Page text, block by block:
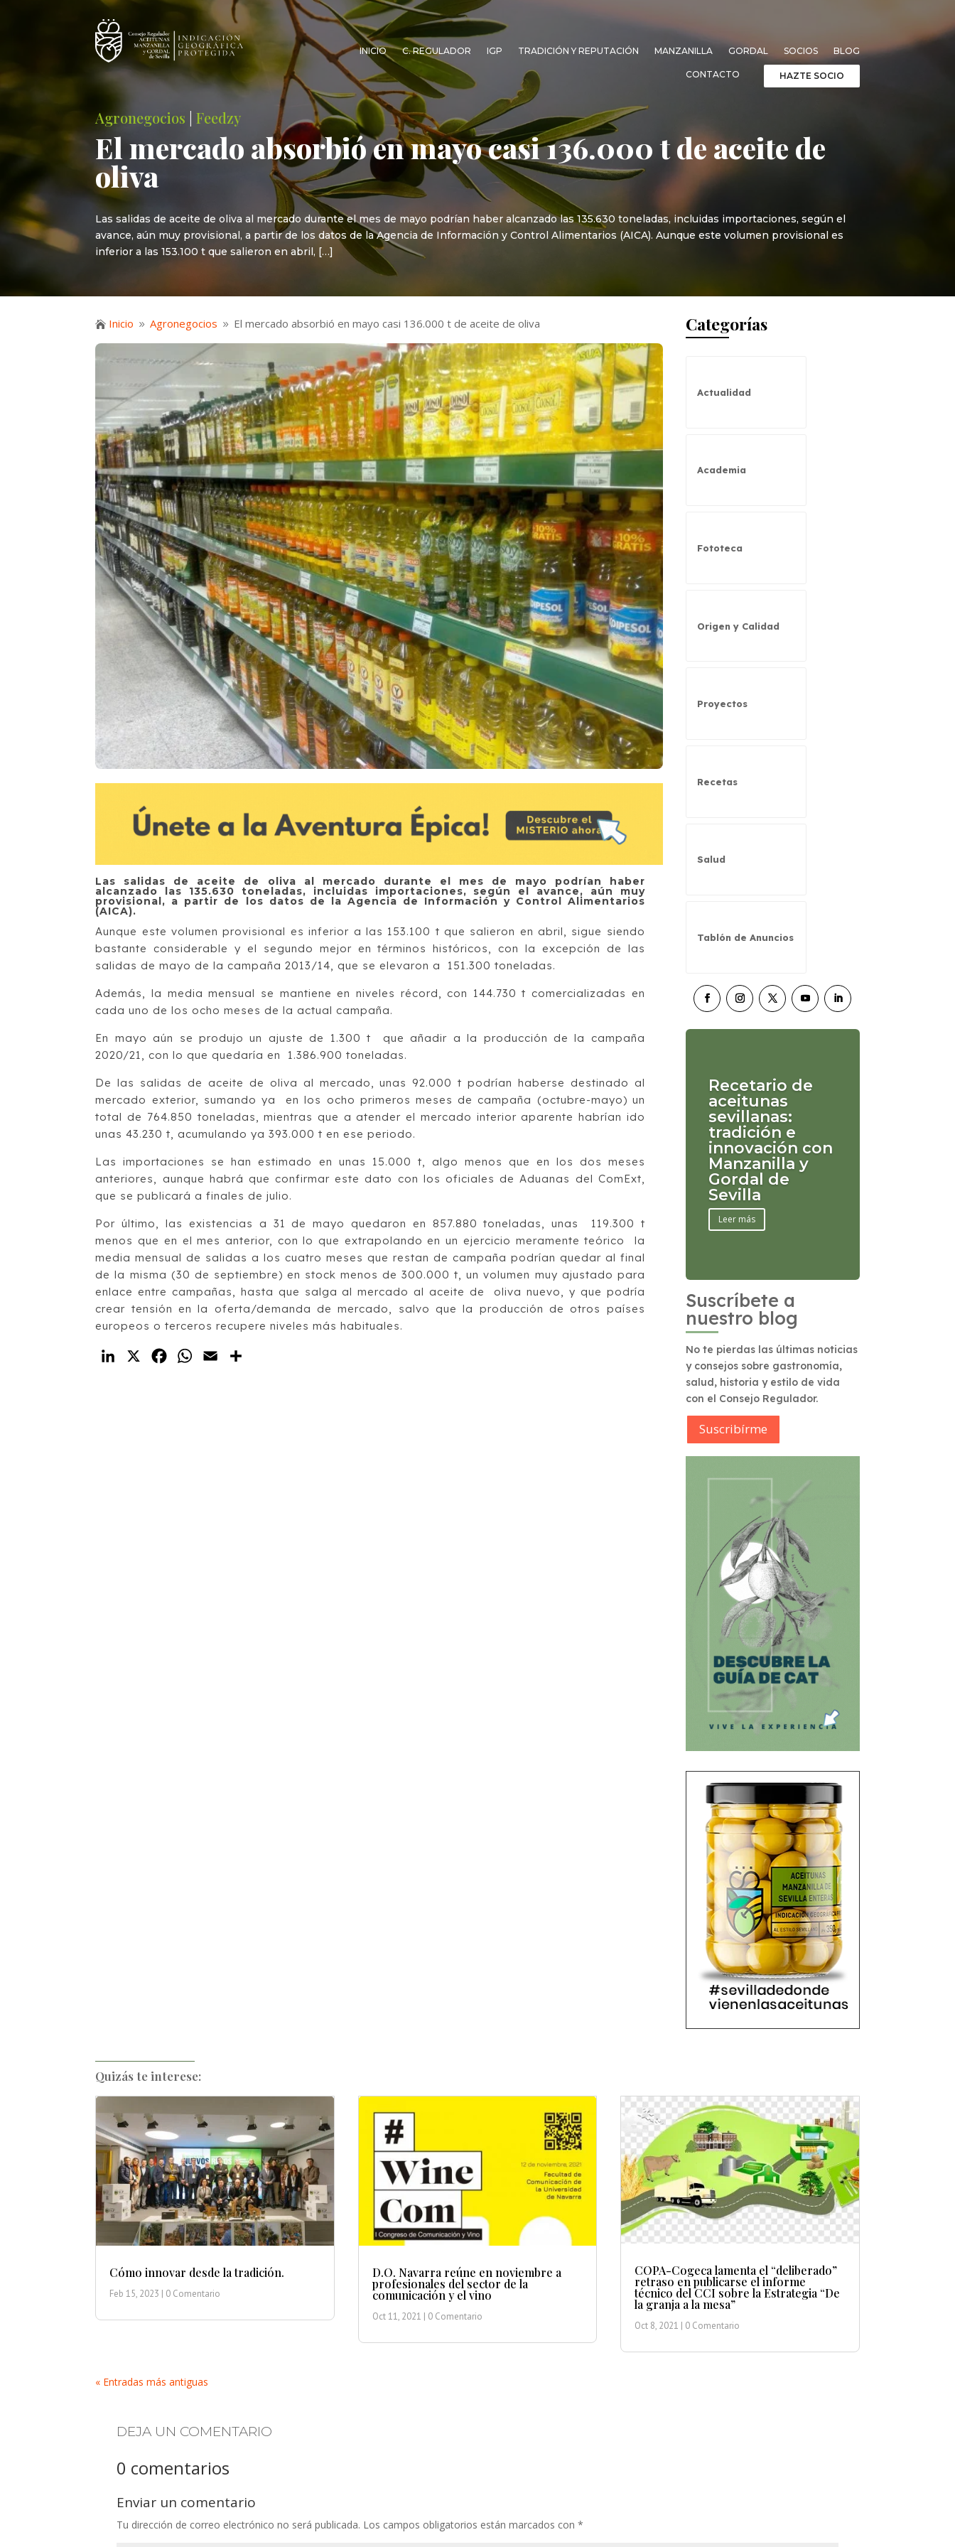
INICIO C. REGULADOR IGP TRADICIÓN Y REPUTACIÓN MANZANILLA GORDAL SOCIOS BLOG
CONTACTO HAZTE SOCIO
Agronegocios |Feedzy
El mercado absorbió en mayo casi 136.000 t de aceite de
oliva
Las salidas de aceite de oliva al mercado durante el mes de mayo podrían haber alcanzado las 135.630 toneladas, incluidas importaciones, según el
avance, aún muy provisional, a partir de los datos de la Agencia de Información y Control Alimentarios (AICA). Aunque este volumen provisional es
inferior a las 153.100 t que salieron en abril, […]
 Inicio 9 Agronegocios 9 El mercado absorbió en mayo casi 136.000 t de aceite de oliva
Las salidas de aceite de oliva al mercado durante el mes de mayo podrían haber
alcanzado las 135.630 toneladas, incluidas importaciones, según el avance, aún muy
provisional, a partir de los datos de la Agencia de Información y Control Alimentarios
(AICA).
Aunque este volumen provisional es inferior a las 153.100 t que salieron en abril, sigue siendo
bastante considerable y el segundo mejor en términos históricos, con la excepción de las
salidas de mayo de la campaña 2013/14, que se elevaron a 151.300 toneladas.
Además, la media mensual se mantiene en niveles récord, con 144.730 t comercializadas en
cada uno de los ocho meses de la actual campaña.
En mayo aún se produjo un ajuste de 1.300 t que añadir a la producción de la campaña
2020/21, con lo que quedaría en 1.386.900 toneladas.
De las salidas de aceite de oliva al mercado, unas 92.000 t podrían haberse destinado al
mercado exterior, sumando ya en los ocho primeros meses de campaña (octubre-mayo) un
total de 764.850 toneladas, mientras que a atender el mercado interior aparente habrían ido
unas 43.230 t, acumulando ya 393.000 t en ese periodo.
Las importaciones se han estimado en unas 15.000 t, algo menos que en los dos meses
anteriores, aunque habrá que confirmar este dato con los oficiales de Aduanas del ComExt,
que se publicará a finales de julio.
Por último, las existencias a 31 de mayo quedaron en 857.880 toneladas, unas 119.300 t
menos que en el mes anterior, con lo que extrapolando en un ejercicio meramente teórico la
media mensual de salidas a los cuatro meses que restan de campaña podrían quedar al final
de la misma (30 de septiembre) en stock menos de 300.000 t, un volumen muy ajustado para
enlace entre campañas, hasta que salga al mercado al aceite de oliva nuevo, y que podría
crear tensión en la oferta/demanda de mercado, salvo que la producción de otros países
europeos o terceros recupere niveles más habituales.
LinkedIn
X FacebookWhatsApp
Email
Categorías
Actualidad
Academia
Fototeca
Origen y Calidad
Proyectos
Recetas
Salud
Tablón de Anuncios
Recetario de
aceitunas
sevillanas:
tradición e
innovación con
Manzanilla y
Gordal de
Sevilla
Leer más
Suscríbete a
nuestro blog
No te pierdas las últimas noticias
y consejos sobre gastronomía,
salud, historia y estilo de vida
con el Consejo Regulador.
Suscribírme
Quizás te interese:
Cómo innovar desde la tradición.
Feb 15, 2023 | 0 Comentario
D.O. Navarra reúne en noviembre a
profesionales del sector de la
comunicación y el vino
Oct 11, 2021 | 0 Comentario
COPA-Cogeca lamenta el “deliberado”
retraso en publicarse el informe
técnico del CCI sobre la Estrategia “De
la granja a la mesa”
Oct 8, 2021 | 0 Comentario
« Entradas más antiguas
DEJA UN COMENTARIO
0 comentarios
Enviar un comentario
Tu dirección de correo electrónico no será publicada. Los campos obligatorios están marcados con*